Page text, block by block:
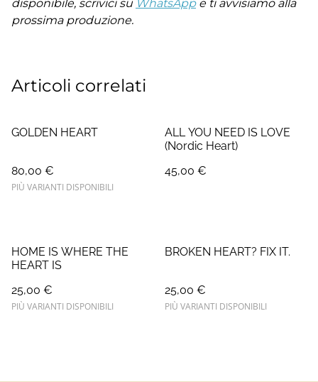
disponibile, scrivici su WhatsAppe ti avvisiamo alla
prossima produzione.
Articoli correlati
GOLDEN HEART
80,00 €
PIÙ VARIANTI DISPONIBILI
ALL YOU NEED IS LOVE
(Nordic Heart)
45,00 €
HOME IS WHERE THE
HEART IS
25,00 €
PIÙ VARIANTI DISPONIBILI
BROKEN HEART? FIX IT.
25,00 €
PIÙ VARIANTI DISPONIBILI